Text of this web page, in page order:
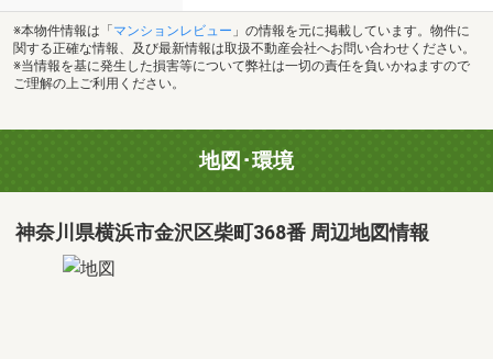
※本物件情報は「 マンションレビュー 」の情報を元に掲載しています。物件に
関する正確な情報、及び最新情報は取扱不動産会社へお問い合わせください。
※当情報を基に発生した損害等について弊社は一切の責任を負いかねますので
ご理解の上ご利用ください。
地図･環境
神奈川県横浜市金沢区柴町368番 周辺地図情報